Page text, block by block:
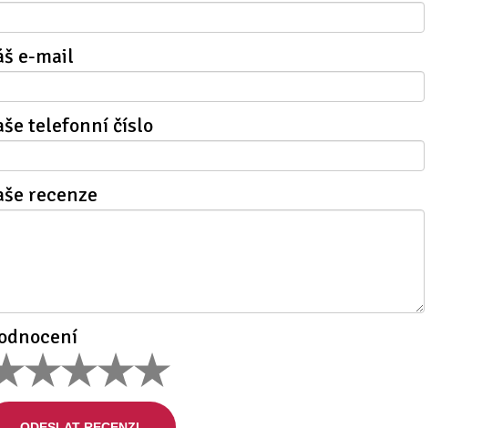
e-mail
telefonní číslo
recenze